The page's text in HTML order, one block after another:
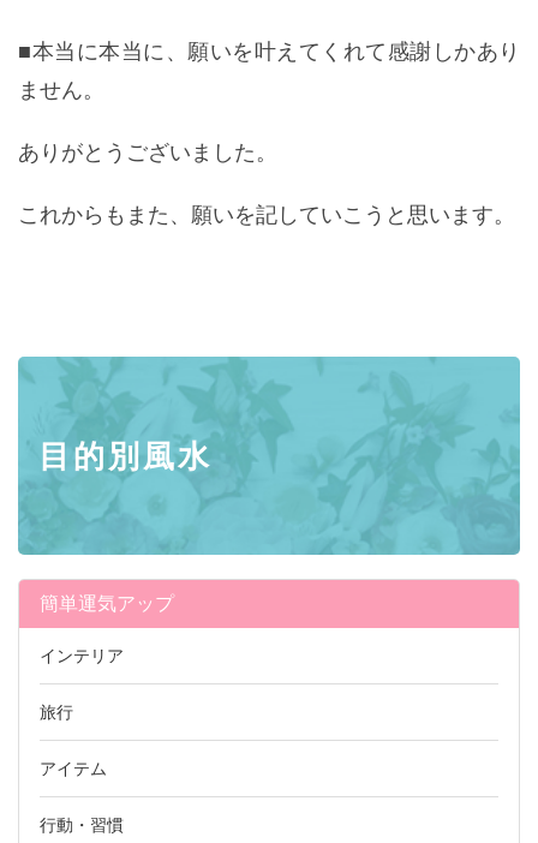
■本当に本当に、願いを叶えてくれて感謝しかあり
ません。
ありがとうございました。
これからもまた、願いを記していこうと思います。
目的別風水
簡単運気アップ
インテリア
旅行
アイテム
行動・習慣